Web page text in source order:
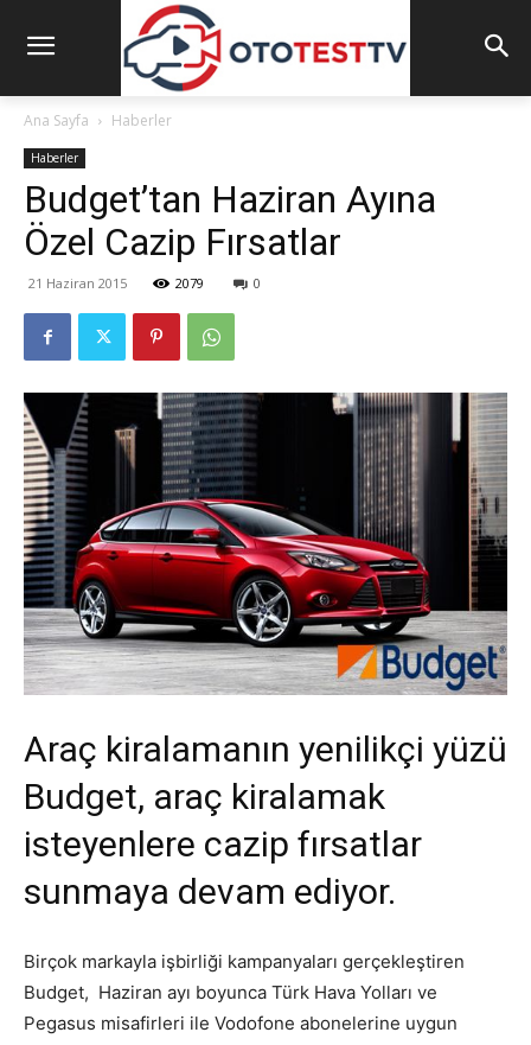
Ana Sayfa Haberler
Haberler
Budget’tan Haziran Ayına
Özel Cazip Fırsatlar
21 Haziran 2015 2079 0
Araç kiralamanın yenilikçi yüzü
Budget, araç kiralamak
isteyenlere cazip fırsatlar
sunmaya devam ediyor.
Birçok markayla işbirliği kampanyaları gerçekleştiren
Budget, Haziran ayı boyunca Türk Hava Yolları ve
Pegasus misafirleri ile Vodofone abonelerine uygun